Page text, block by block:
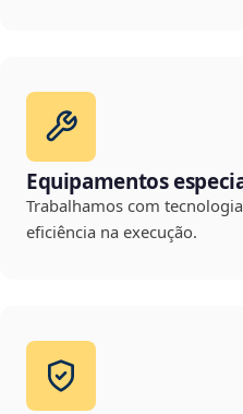
Equipamentos
Trabalhamos com
eficiência na execução.